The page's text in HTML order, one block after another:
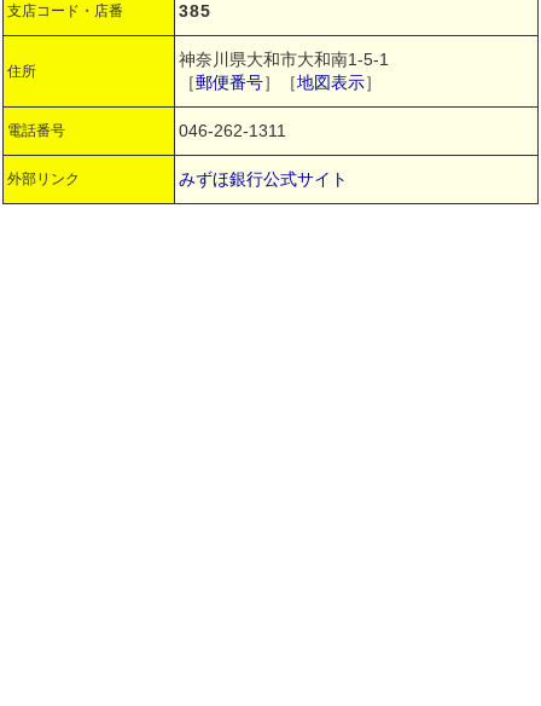
支店コード・店番 385
住所
神奈川県大和市大和南1-5-1
［郵便番号］［地図表示］
電話番号 046-262-1311
外部リンク みずほ銀行公式サイト